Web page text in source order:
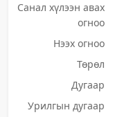
Санал хүлээн авах
огноо
Нээх огноо
Төрөл
Дугаар
Урилгын дугаар